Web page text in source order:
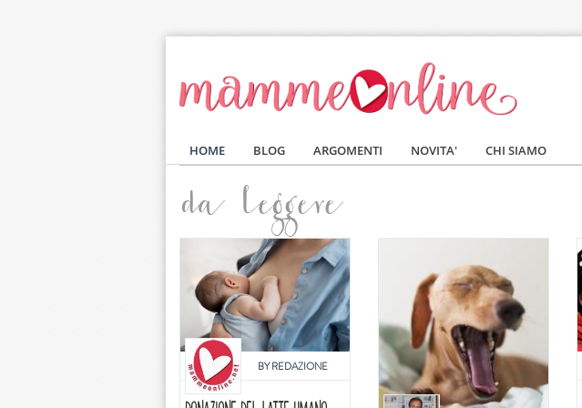
HOME BLOG ARGOMENTI NOVITA' CHI SIAMO
da leggere
BYREDAZIONE